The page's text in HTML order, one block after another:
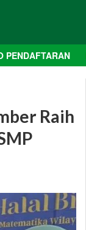
PENDAFTARAN
Raih